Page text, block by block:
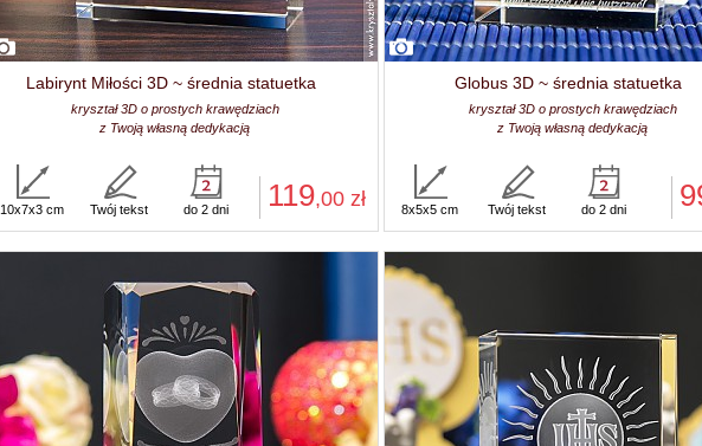
Labirynt Miłości 3D ~ średnia statuetka
kryształ 3D o prostych krawędziach
z Twoją własną dedykacją
119,00zł
10x7x3 cm Twój tekst do 2 dni
Globus 3D ~ średnia statuetka
kryształ 3D o prostych krawędziach
z Twoją własną dedykacją
8x5x5 cm Twój tekst do 2 dni